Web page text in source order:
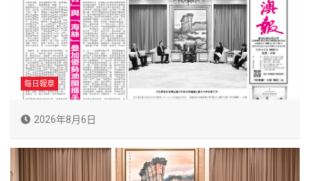
每日報章
2026年8月6日